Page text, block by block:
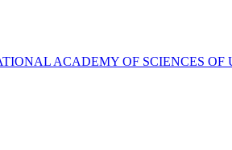
ACADEMY OF SCIENCES OF